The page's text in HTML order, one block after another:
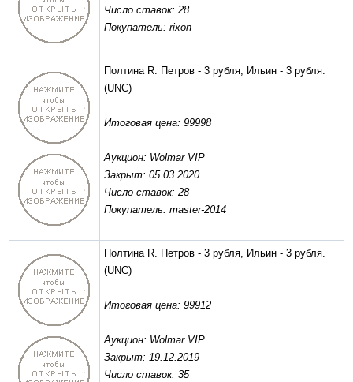
Число ставок: 28
Покупатель: rixon
Полтина R. Петров - 3 рубля, Ильин - 3 рубля.
(UNC)
Итоговая цена: 99998
Аукцион: Wolmar VIP
Закрыт: 05.03.2020
Число ставок: 28
Покупатель: master-2014
Полтина R. Петров - 3 рубля, Ильин - 3 рубля.
(UNC)
Итоговая цена: 99912
Аукцион: Wolmar VIP
Закрыт: 19.12.2019
Число ставок: 35